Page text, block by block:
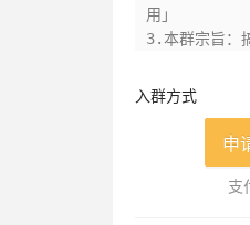
用」
3.本群宗旨：
•本群的规则
入群方式
申
支